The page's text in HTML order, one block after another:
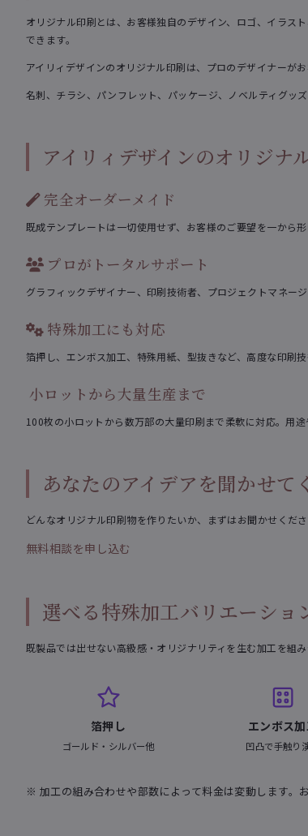
オリジナル印刷とは、お客様独自のデザイン、ロゴ、イラス
できます。
アイリィデザインのオリジナル印刷は、プロのデザイナーが
名刺、チラシ、パンフレット、パッケージ、ノベルティグッ
アイリィデザインのオリジナ
完全オーダーメイド
既成テンプレートは一切使用せず、お客様のご要望を一から
プロがトータルサポート
グラフィックデザイナー、印刷技術者、プロジェクトマネー
特殊加工にも対応
箔押し、エンボス加工、特殊用紙、型抜きなど、高度な印刷
小ロットから大量生産まで
100枚の小ロットから数万部の大量印刷まで柔軟に対応。用
あなたのアイデアを聞かせて
どんなオリジナル印刷物を作りたいか、まずはお聞かせくだ
無料相談を申し込む
選べる特殊加工バリエーショ
既製品では出せない高級感・オリジナリティを生む加工を組み
箔押し
ゴールド・シルバー他
エンボス
凹凸で手触り
※ 加工の組み合わせや部数によって料金は変動します。